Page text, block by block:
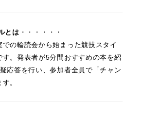
とは ・・・・・・
の輪読会から始まった競技スタイ
す。発表者が5分間おすすめの本を紹
応答を行い、参加者全員で「チャン
。